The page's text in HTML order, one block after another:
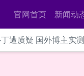
官网首页 新闻动
遭质疑 国外博主实